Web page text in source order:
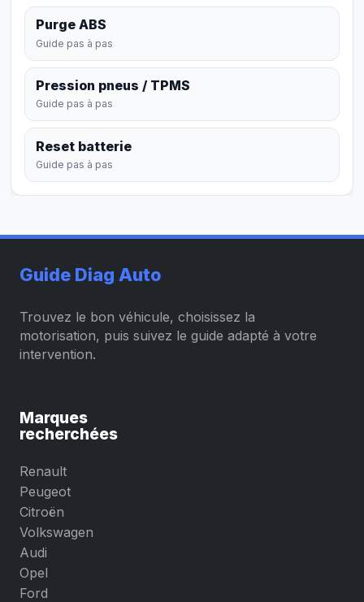
Purge ABS
Guide pas à pas
Pression pneus / TPMS
Guide pas à pas
Reset batterie
Guide pas à pas
Guide Diag Auto
Trouvez le bon véhicule, choisissez la
motorisation, puis suivez le guide adapté à votre
intervention.
Marques
recherchées
Renault
Peugeot
Citroën
Volkswagen
Audi
Opel
Ford